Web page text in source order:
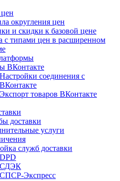
округления цен
и скидки к базовой цене
с типами цен в расширенном
ВКонтакте
Настройки соединения с
ВКонтакте
Экспорт товаров ВКонтакте
доставки
услуги
служб доставки
DPD
СДЭК
СПСР-Экспресс